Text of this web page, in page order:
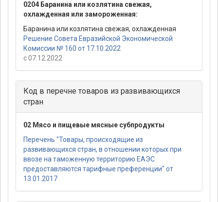
0204 Баранина или козлятина свежая,
охлажденная или замороженная:
Баранина или козлятина свежая, охлажденная
Решение Совета Евразийской Экономической
Комиссии № 160 от 17.10.2022
с 07.12.2022
Код в перечне товаров из развивающихся
стран
02 Мясо и пищевые мясные субпродукты
Перечень "Товары, происходящие из
развивающихся стран, в отношении которых при
ввозе на таможенную территорию ЕАЭС
предоставляются тарифные преференции" от
13.01.2017